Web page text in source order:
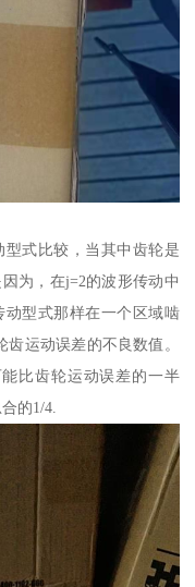
式比较，当其中齿轮是
为，在j=2的波形传动中
型式那样在一个区域啮
运动误差的不良数值。
比齿轮运动误差的一半
的1/4.